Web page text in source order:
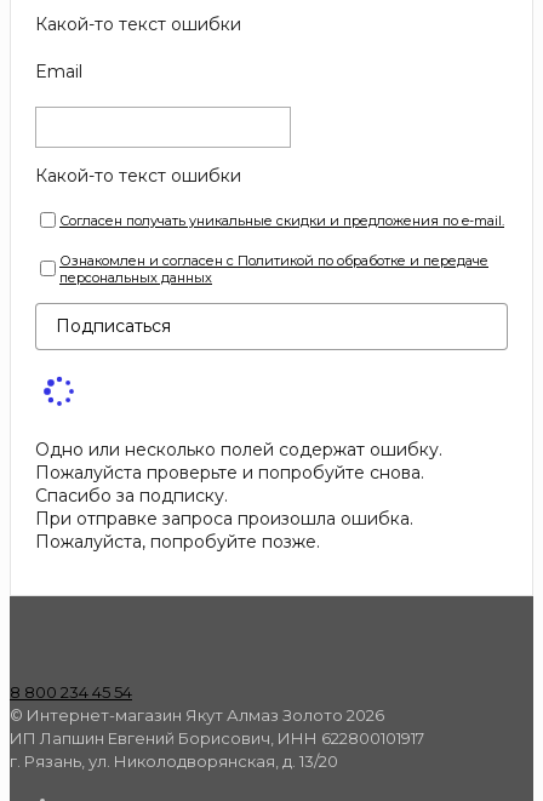
Какой-то текст ошибки
Email
Какой-то текст ошибки
Согласен получать уникальные скидки и предложения по e-mail.
Ознакомлен и согласен с Политикой по обработке и передаче
персональных данных
Подписаться
Одно или несколько полей содержат ошибку.
Пожалуйста проверьте и попробуйте снова.
Спасибо за подписку.
При отправке запроса произошла ошибка.
Пожалуйста, попробуйте позже.
8 800 234 45 54
© Интернет-магазин Якут Алмаз Золото 2026
ИП Лапшин Евгений Борисович, ИНН 622800101917
г. Рязань, ул. Николодворянская, д. 13/20